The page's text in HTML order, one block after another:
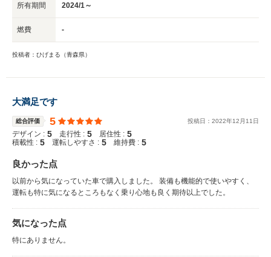
所有期間 2024/1～
燃費 -
投稿者：ひげまる（青森県）
大満足です
総合評価 5 投稿日： 2022年12 月 11 日
デザイン : 5 走行性 : 5 居住性 : 5
積載性 : 5 運転しやすさ : 5 維持費 : 5
良かった点
以前から気になっていた車で購入しました。 装備も機能的で使いやすく、
運転も特に気になるところもなく乗り心地も良く期待以上でした。
気になった点
特にありません。